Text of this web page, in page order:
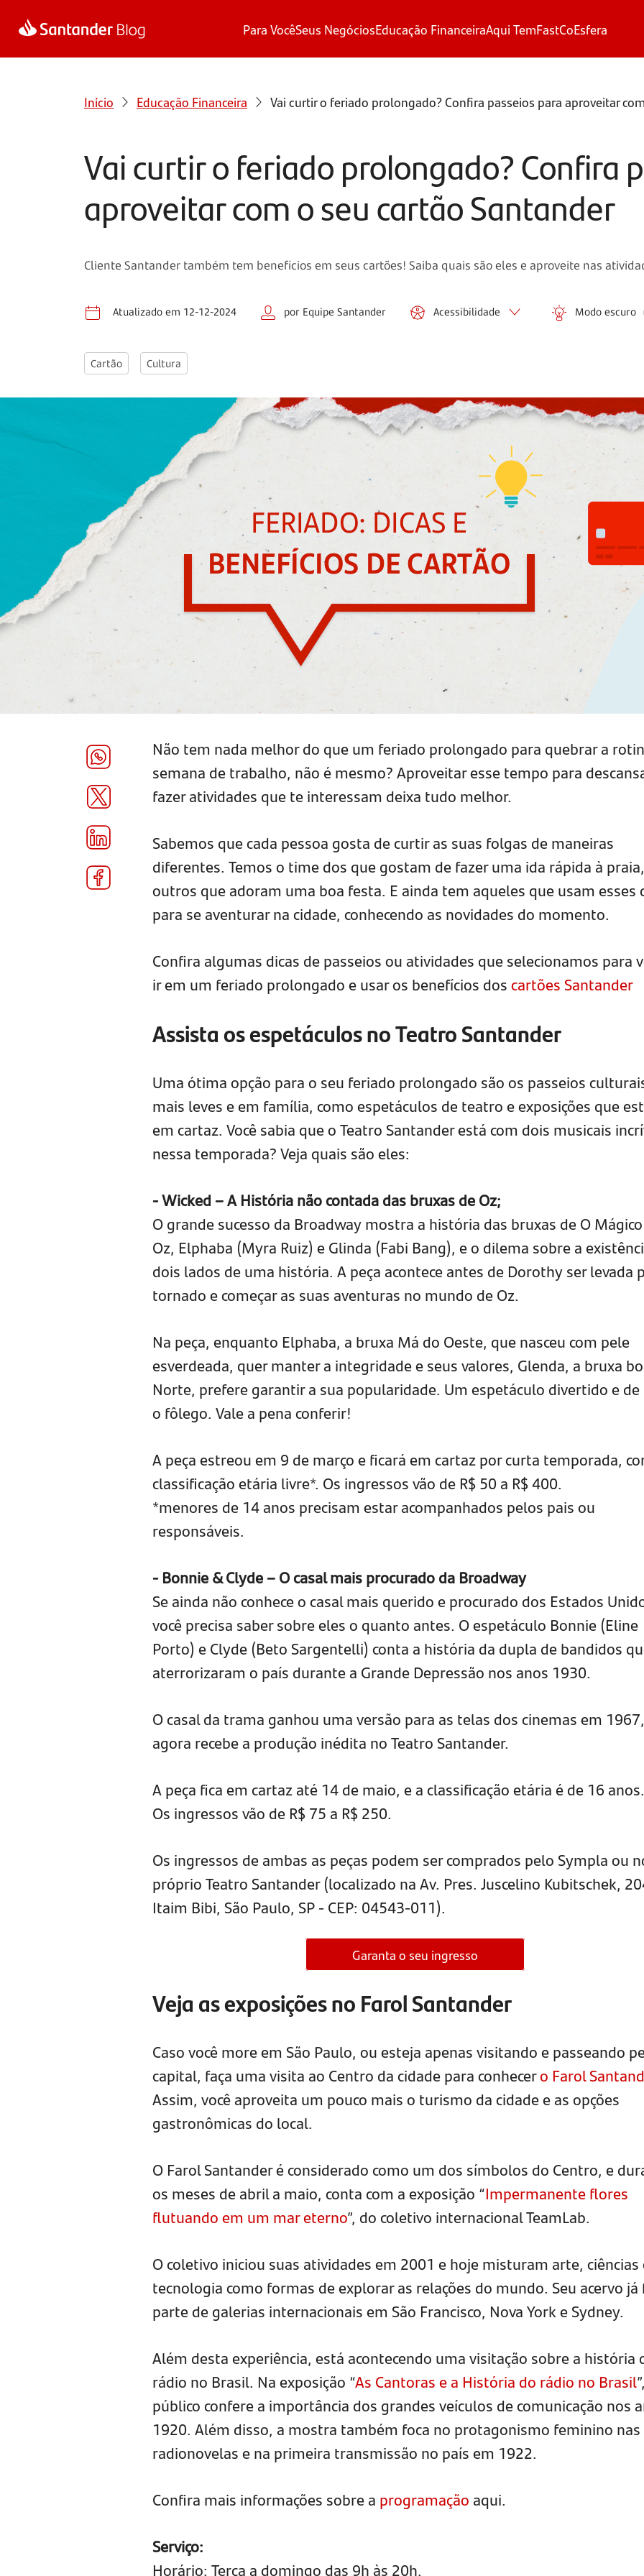
Para VocêSeus NegóciosEducação FinanceiraAqui TemFastCoEsfera
Início Educação Financeira Vai curtir o feriado prolongado? Confira passeios para aproveitar
Vai curtir o feriado prolongado? Confira
aproveitar com o seu cartão Santander
Cliente Santander também tem benefícios em seus cartões! Saiba quais são eles e aproveite nas
Atualizado em 12-12-2024 por Equipe Santander Acessibilidade Modo escuro
Cartão Cultura
Não tem nada melhor do que um feriado prolongado para quebrar a
semana de trabalho, não é mesmo? Aproveitar esse tempo para
fazer atividades que te interessam deixa tudo melhor.
Sabemos que cada pessoa gosta de curtir as suas folgas de maneiras
diferentes. Temos o time dos que gostam de fazer uma ida rápida à
outros que adoram uma boa festa. E ainda tem aqueles que usam esses
para se aventurar na cidade, conhecendo as novidades do momento.
Confira algumas dicas de passeios ou atividades que selecionamos para
ir em um feriado prolongado e usar os benefícios doscartões Santander
Assista os espetáculos no Teatro Santander
Uma ótima opção para o seu feriado prolongado são os passeios
mais leves e em família, como espetáculos de teatro e exposições que
em cartaz. Você sabia que o Teatro Santander está com dois musicais
nessa temporada? Veja quais são eles:
- Wicked – A História não contada das bruxas de Oz;
O grande sucesso da Broadway mostra a história das bruxas de O
Oz, Elphaba (Myra Ruiz) e Glinda (Fabi Bang), e o dilema sobre a
dois lados de uma história. A peça acontece antes de Dorothy ser levada
tornado e começar as suas aventuras no mundo de Oz.
Na peça, enquanto Elphaba, a bruxa Má do Oeste, que nasceu com pele
esverdeada, quer manter a integridade e seus valores, Glenda, a bruxa
Norte, prefere garantir a sua popularidade. Um espetáculo divertido e
o fôlego. Vale a pena conferir!
A peça estreou em 9 de março e ficará em cartaz por curta temporada,
classificação etária livre*. Os ingressos vão de R$ 50 a R$ 400.
*menores de 14 anos precisam estar acompanhados pelos pais ou
responsáveis.
- Bonnie & Clyde – O casal mais procurado da Broadway
Se ainda não conhece o casal mais querido e procurado dos Estados
você precisa saber sobre eles o quanto antes. O espetáculo Bonnie (Eline
Porto) e Clyde (Beto Sargentelli) conta a história da dupla de bandidos
aterrorizaram o país durante a Grande Depressão nos anos 1930.
O casal da trama ganhou uma versão para as telas dos cinemas em
agora recebe a produção inédita no Teatro Santander.
A peça fica em cartaz até 14 de maio, e a classificação etária é de 16 anos.
Os ingressos vão de R$ 75 a R$ 250.
Os ingressos de ambas as peças podem ser comprados pelo Sympla ou
próprio Teatro Santander (localizado na Av. Pres. Juscelino Kubitschek,
Itaim Bibi, São Paulo, SP - CEP: 04543-011).
Garanta o seu ingresso
Veja as exposições no Farol Santander
Caso você more em São Paulo, ou esteja apenas visitando e passeando
capital, faça uma visita ao Centro da cidade para conhecero Farol
Assim, você aproveita um pouco mais o turismo da cidade e as opções
gastronômicas do local.
O Farol Santander é considerado como um dos símbolos do Centro, e
os meses de abril a maio, conta com a exposição “Impermanente flores
flutuando em um mar eterno”, do coletivo internacional TeamLab.
O coletivo iniciou suas atividades em 2001 e hoje misturam arte, ciências
tecnologia como formas de explorar as relações do mundo. Seu acervo já
parte de galerias internacionais em São Francisco, Nova York e Sydney.
Além desta experiência, está acontecendo uma visitação sobre a história
rádio no Brasil. Na exposição “As Cantoras e a História do rádio no Brasil
público confere a importância dos grandes veículos de comunicação nos
1920. Além disso, a mostra também foca no protagonismo feminino nas
radionovelas e na primeira transmissão no país em 1922.
Confira mais informações sobre a programação aqui.
Serviço:
Horário: Terça a domingo das 9h às 20h.